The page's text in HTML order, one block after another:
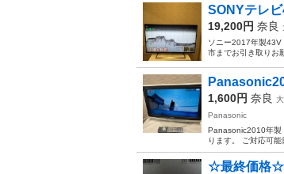
SONYテレ
19,200円 奈良
ソニー2017年製
市までお引き取りお
1,600円 奈良
Panasonic
Panasonic2010年製
ります。 ご対応可
☆最終価格☆